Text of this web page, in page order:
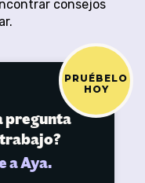
consejos